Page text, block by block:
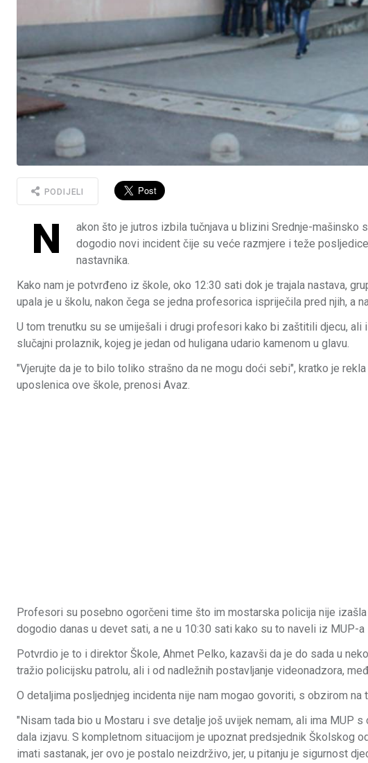
PODIJELI
N
akon što je jutros izbila tučnjava u blizini Srednje-mašinsko
dogodio novi incident čije su veće razmjere i teže
nastavnika.
Kako nam je potvrđeno iz škole, oko 12:30 sati dok je trajala nastava,
upala je u školu, nakon čega se jedna profesorica ispriječila pred njih, a
U tom trenutku su se umiješali i drugi profesori kako bi zaštitili djecu, ali
slučajni prolaznik, kojeg je jedan od huligana udario kamenom u glavu.
"Vjerujte da je to bilo toliko strašno da ne mogu doći sebi", kratko je rekla
uposlenica ove škole, prenosi Avaz.
Profesori su posebno ogorčeni time što im mostarska policija nije
dogodio danas u devet sati, a ne u 10:30 sati kako su to naveli iz MUP-
Potvrdio je to i direktor Škole, Ahmet Pelko, kazavši da je do sada u
tražio policijsku patrolu, ali i od nadležnih postavljanje videonadzora,
O detaljima posljednjeg incidenta nije nam mogao govoriti, s obzirom
"Nisam tada bio u Mostaru i sve detalje još uvijek nemam, ali ima MUP
dala izjavu. S kompletnom situacijom je upoznat predsjednik Školskog
imati sastanak, jer ovo je postalo neizdrživo, jer, u pitanju je sigurnost